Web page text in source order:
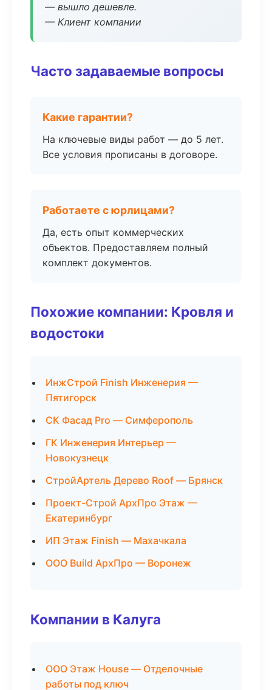
— вышло дешевле.
— Клиент компании
Часто задаваемые вопросы
Какие гарантии?
На ключевые виды работ — до 5 лет.
Все условия прописаны в договоре.
Работаете с юрлицами?
Да, есть опыт коммерческих
объектов. Предоставляем полный
комплект документов.
Похожие компании: Кровля и
водостоки
ИнжСтрой Finish Инженерия —
Пятигорск
СК Фасад Pro — Симферополь
ГК Инженерия Интерьер —
Новокузнецк
СтройАртель Дерево Roof — Брянск
Проект-Строй АрхПро Этаж —
Екатеринбург
ИП Этаж Finish — Махачкала
ООО Build АрхПро — Воронеж
Компании в Калуга
ООО Этаж House — Отделочные
работы под ключ